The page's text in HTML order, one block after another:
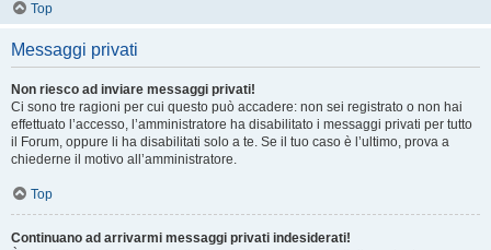
Top
Messaggi privati
Non riesco ad inviare messaggi privati!
Ci sono tre ragioni per cui questo può accadere: non sei registrato o non hai
effettuato l’accesso, l’amministratore ha disabilitato i messaggi privati per tutto
il Forum, oppure li ha disabilitati solo a te. Se il tuo caso è l’ultimo, prova a
chiederne il motivo all’amministratore.
Top
Continuano ad arrivarmi messaggi privati indesiderati!